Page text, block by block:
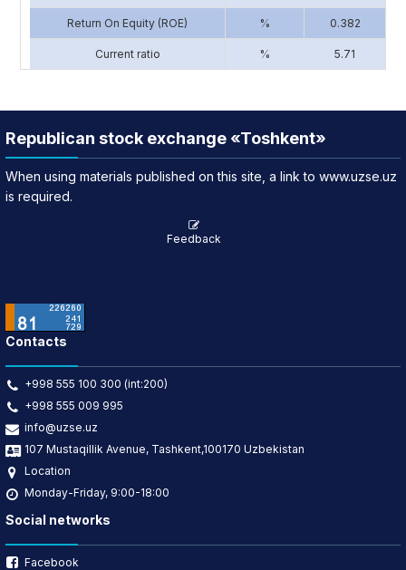
Return On Equity (ROE) % 0.382
Current ratio % 5.71
Republican stock exchange «Toshkent»
When using materials published on this site, a link to www.uzse.uz
is required.
Feedback
Contacts
+998 555 100 300 (int:200)
+998 555 009 995
info@uzse.uz
107 Mustaqillik Avenue, Tashkent,100170 Uzbekistan
Location
Monday-Friday, 9:00-18:00
Social networks
Facebook